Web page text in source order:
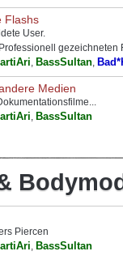
Flashs
User.
gezeichneten
, BassSultan,
Medien
, BassSultan
Piercen
, BassSultan